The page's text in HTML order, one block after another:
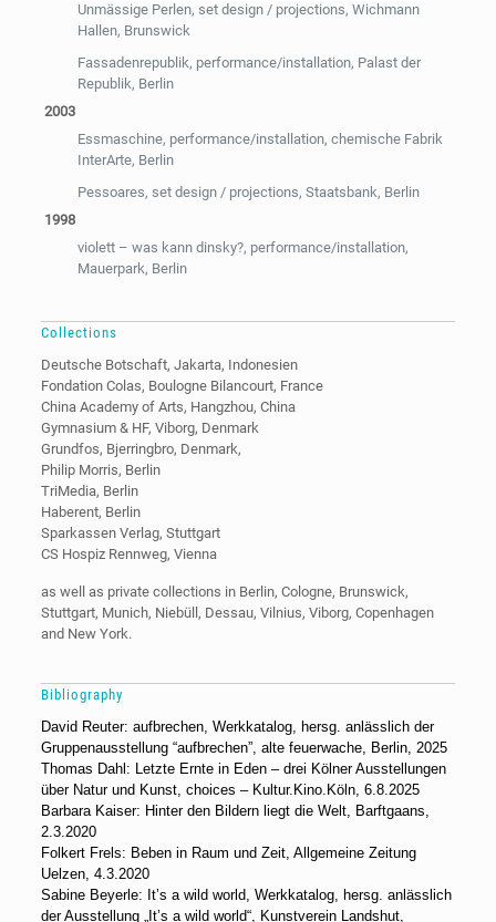
Unmässige Perlen, set design / projections, Wichmann
Hallen, Brunswick
Fassadenrepublik, performance/installation, Palast der
Republik, Berlin
2003
Essmaschine, performance/installation, chemische Fabrik
InterArte, Berlin
Pessoares, set design / projections, Staatsbank, Berlin
1998
violett – was kann dinsky?, performance/installation,
Mauerpark, Berlin
Collections
Deutsche Botschaft, Jakarta, Indonesien
Fondation Colas, Boulogne Bilancourt, France
China Academy of Arts, Hangzhou, China
Gymnasium & HF, Viborg, Denmark
Grundfos, Bjerringbro, Denmark,
Philip Morris, Berlin
TriMedia, Berlin
Haberent, Berlin
Sparkassen Verlag, Stuttgart
CS Hospiz Rennweg, Vienna
as well as private collections in Berlin, Cologne, Brunswick,
Stuttgart, Munich, Niebüll, Dessau, Vilnius, Viborg, Copenhagen
and New York.
Bibliography
David Reuter: aufbrechen, Werkkatalog, hersg. anlässlich der
Gruppenausstellung “aufbrechen”, alte feuerwache, Berlin, 2025
Thomas Dahl: Letzte Ernte in Eden – drei Kölner Ausstellungen
über Natur und Kunst, choices – Kultur.Kino.Köln, 6.8.2025
Barbara Kaiser: Hinter den Bildern liegt die Welt, Barftgaans,
2.3.2020
Folkert Frels: Beben in Raum und Zeit, Allgemeine Zeitung
Uelzen, 4.3.2020
Sabine Beyerle: It’s a wild world, Werkkatalog, hersg. anlässlich
der Ausstellung „It’s a wild world“, Kunstverein Landshut,